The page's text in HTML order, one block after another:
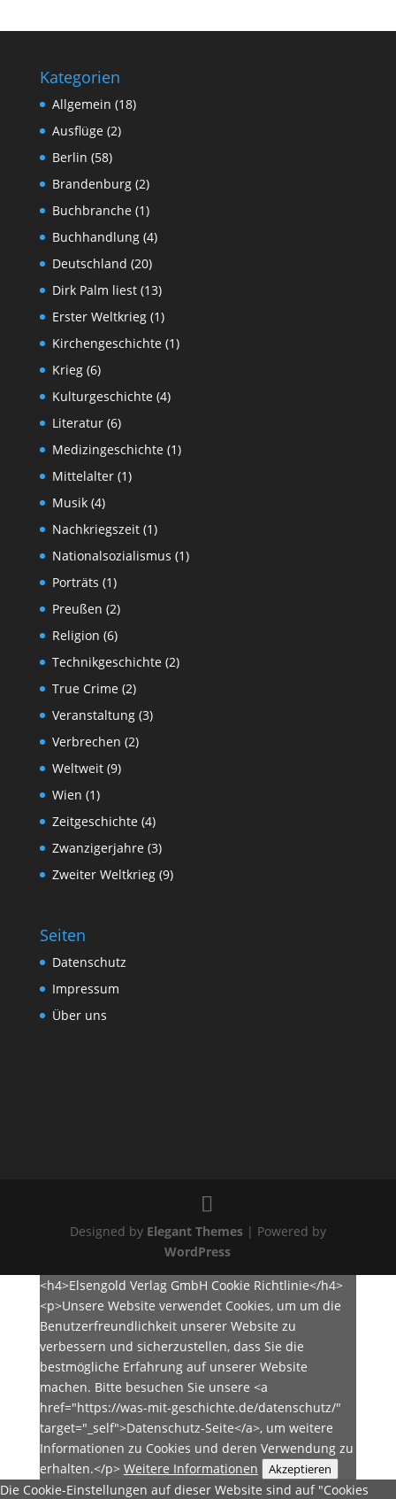
Kategorien
Allgemein (18)
Ausflüge(2)
Berlin (58)
Brandenburg(2)
Buchbranche(1)
Buchhandlung(4)
Deutschland (20)
Dirk Palm liest(13)
Erster Weltkrieg(1)
Kirchengeschichte(1)
Krieg(6)
Kulturgeschichte(4)
Literatur(6)
Medizingeschichte(1)
Mittelalter(1)
Musik(4)
Nachkriegszeit(1)
Nationalsozialismus (1)
Porträts (1)
Preußen (2)
Religion (6)
Technikgeschichte(2)
True Crime(2)
Veranstaltung(3)
Verbrechen (2)
Weltweit(9)
Wien (1)
Zeitgeschichte(4)
Zwanzigerjahre(3)
Zweiter Weltkrieg(9)
Seiten
Datenschutz
Impressum
Über uns
Designed by Elegant Themes| Powered by
WordPress
<h4>Elsengold Verlag GmbH Cookie Richtlinie</h4>
<p>Unsere Website verwendet Cookies, um um die
Benutzerfreundlichkeit unserer Website zu
verbessern und sicherzustellen, dass Sie die
bestmögliche Erfahrung auf unserer Website
machen. Bitte besuchen Sie unsere <a
href="https://was-mit-geschichte.de/datenschutz/"
target="_self">Datenschutz-Seite</a>, um weitere
Informationen zu Cookies und deren Verwendung zu
erhalten.</p> Weitere Informationen Akzeptieren
Die Cookie-Einstellungen auf dieser Website sind auf "Cookies